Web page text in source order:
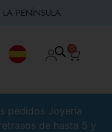
PENÍNSULA
0
pedidos Joyería
de hasta 5 y